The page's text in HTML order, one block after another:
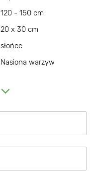
120 - 150 cm
20 х 30 cm
słońce
Nasiona warzyw